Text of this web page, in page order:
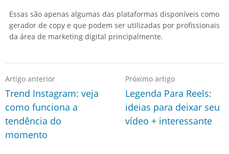
Essas são apenas algumas das plataformas disponíveis como
gerador de copy e que podem ser utilizadas por profissionais
da área de marketing digital principalmente.
Artigo anterior
Trend Instagram: veja
como funciona a
tendência do
momento
Próximo artigo
Legenda Para Reels:
ideias para deixar seu
vídeo + interessante